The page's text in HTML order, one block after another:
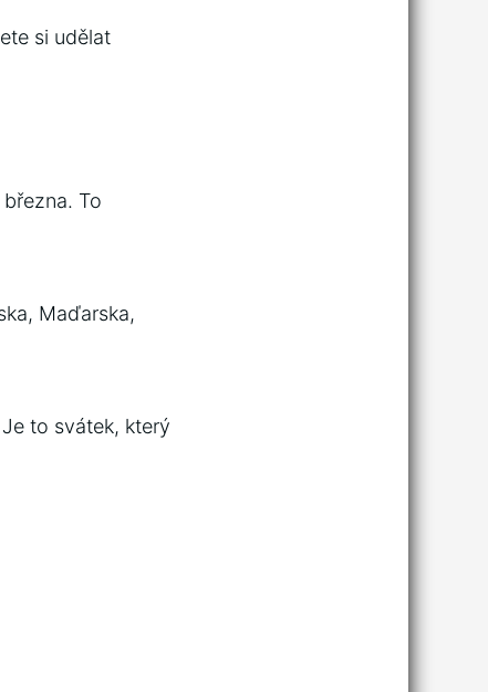
si udělat
To
Maďarska,
to svátek, který